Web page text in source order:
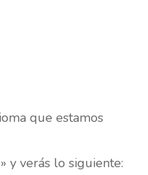
que estamos
y verás lo siguiente: